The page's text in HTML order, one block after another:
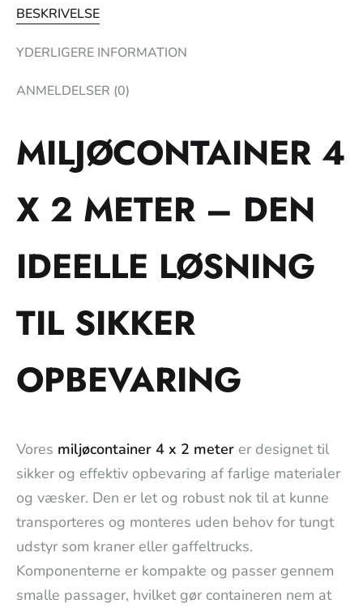
BESKRIVELSE
YDERLIGERE INFORMATION
ANMELDELSER (0)
MILJØCONTAINER 4
X 2 METER – DEN
IDEELLE LØSNING
TIL SIKKER
OPBEVARING
Vores miljøcontainer 4 x 2 meter er designet til
sikker og effektiv opbevaring af farlige materialer
og væsker. Den er let og robust nok til at kunne
transporteres og monteres uden behov for tungt
udstyr som kraner eller gaffeltrucks.
Komponenterne er kompakte og passer gennem
smalle passager, hvilket gør containeren nem at